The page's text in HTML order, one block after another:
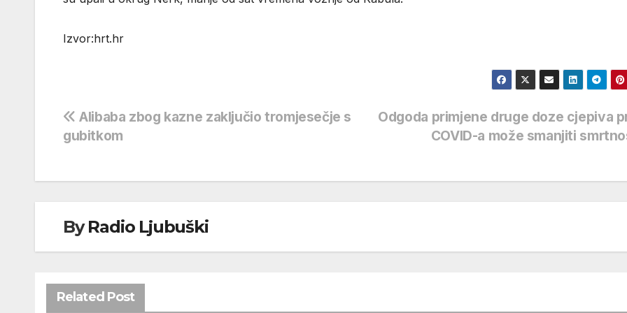
Izvor:hrt.hr
Navigacija
objava
Odgoda primjene druge doze cjepiva
COVID-a može smanjiti
Alibaba zbog kazne zaključio tromjesečje s
gubitkom
ByRadio Ljubuški
Related Post